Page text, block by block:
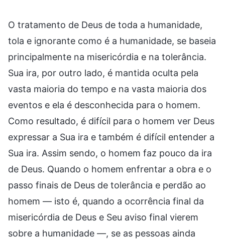
O tratamento de Deus de toda a humanidade,
tola e ignorante como é a humanidade, se baseia
principalmente na misericórdia e na tolerância.
Sua ira, por outro lado, é mantida oculta pela
vasta maioria do tempo e na vasta maioria dos
eventos e ela é desconhecida para o homem.
Como resultado, é difícil para o homem ver Deus
expressar a Sua ira e também é difícil entender a
Sua ira. Assim sendo, o homem faz pouco da ira
de Deus. Quando o homem enfrentar a obra e o
passo finais de Deus de tolerância e perdão ao
homem — isto é, quando a ocorrência final da
misericórdia de Deus e Seu aviso final vierem
sobre a humanidade —, se as pessoas ainda